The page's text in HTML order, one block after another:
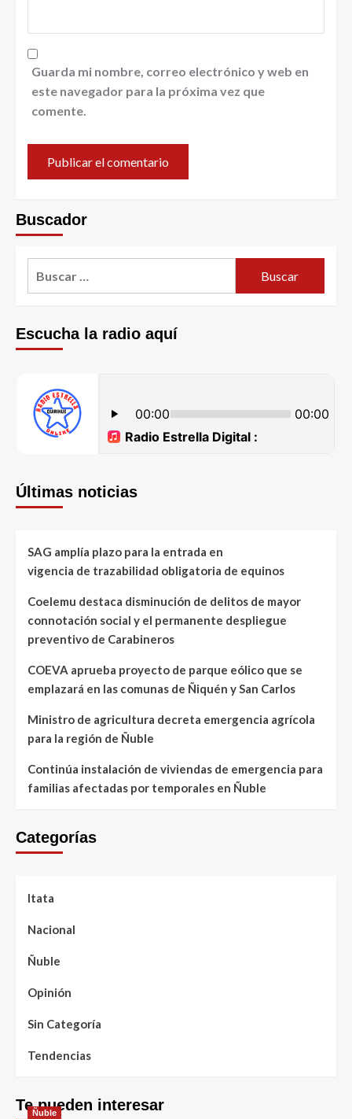
Guarda mi nombre, correo electrónico y web en
este navegador para la próxima vez que
comente.
Buscador
Escucha la radio aquí
Últimas noticias
SAG amplía plazo para la entrada en
vigencia de trazabilidad obligatoria de equinos
Coelemu destaca disminución de delitos de mayor
connotación social y el permanente despliegue
preventivo de Carabineros
COEVA aprueba proyecto de parque eólico que se
emplazará en las comunas de Ñiquén y San Carlos
Ministro de agricultura decreta emergencia agrícola
para la región de Ñuble
Continúa instalación de viviendas de emergencia para
familias afectadas por temporales en Ñuble
Categorías
Itata
Nacional
Ñuble
Opinión
Sin Categoría
Tendencias
Te pueden interesar
Ñuble